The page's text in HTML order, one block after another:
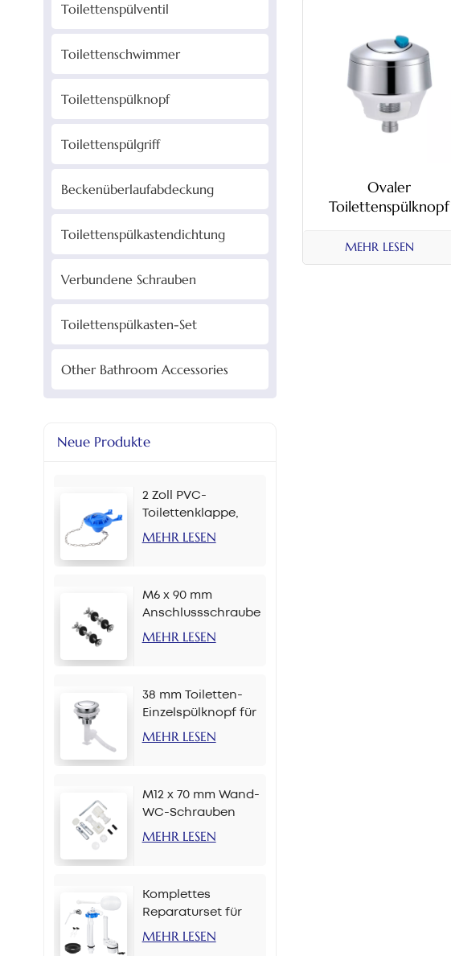
Toilettenspülventil
Toilettenschwimmer
Toilettenspülknopf
Toilettenspülgriff
Beckenüberlaufabdeckung
Toilettenspülkastendichtung
Verbundene Schrauben
Toilettenspülkasten-Set
Other Bathroom Accessories
Neue Produkte
2 Zoll PVC-
Toilettenklappe,
mehrere Farben
MEHR LESEN
M6 x 90 mm
Anschlussschraube
für
MEHR LESEN
38 mm Toiletten-
Einzelspülknopf für
Kette
MEHR LESEN
M12 x 70 mm Wand-
WC-Schrauben
MEHR LESEN
Komplettes
Reparaturset für
Toilettenspülkästen,
MEHR LESEN
Ovaler
Toilettenspülknopf
MEHR LESEN